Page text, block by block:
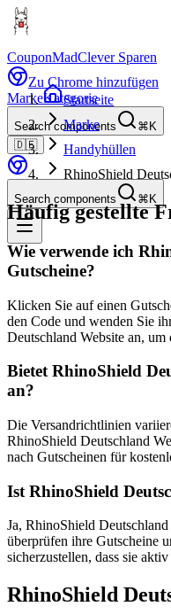
CouponMadClever Sparen
Zu Chrome hinzufügen
MarkeKategorie
Search components
⌘K
🇩🇪
Search components ⌘K
Startseite
Marke
Handyhüllen
RhinoShield
Häufig gestellte
Wie verwende ich
Gutscheine?
Klicken Sie auf einen
den Code und wenden Sie
Deutschland Website an, um
Bietet RhinoShield
an?
Die Versandrichtlinien
RhinoShield Deutschland
nach Gutscheinen für
Ist RhinoShield
Ja, RhinoShield
überprüfen ihre Gutscheine
sicherzustellen, dass sie
RhinoShield